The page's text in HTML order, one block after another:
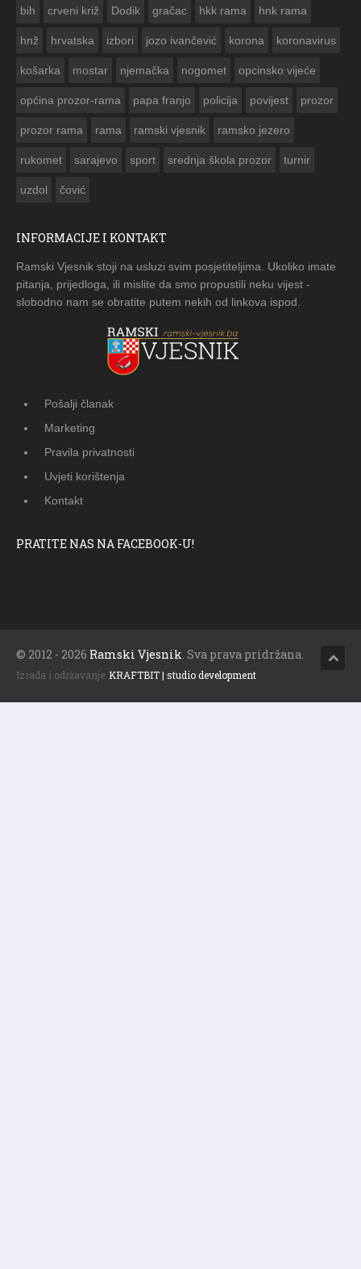
bih crveni križ Dodik gračac hkk rama hnk rama
hnž hrvatska izbori jozo ivančević korona koronavirus
košarka mostar njemačka nogomet opcinsko vijeće
općina prozor-rama papa franjo policija povijest prozor
prozor rama rama ramski vjesnik ramsko jezero
rukomet sarajevo sport srednja škola prozor turnir
uzdol čović
INFORMACIJE I KONTAKT
Ramski Vjesnik stoji na usluzi svim posjetiteljima. Ukoliko imate
pitanja, prijedloga, ili mislite da smo propustili neku vijest -
slobodno nam se obratite putem nekih od linkova ispod.
Pošalji članak
Marketing
Pravila privatnosti
Uvjeti korištenja
Kontakt
PRATITE NAS NA FACEBOOK-U!
© 2012 - 2026 Ramski Vjesnik . Sva prava pridržana.
Izrada i održavanje: KRAFTBIT | studio development